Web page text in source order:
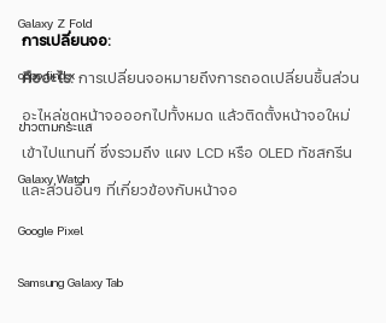
Galaxy Z Fold
oppo find x
ข่าวตามกระแส
Galaxy Watch
Google Pixel
Samsung Galaxy Tab
การเปลี่ยนจอ:
คืออะไร: การเปลี่ยนจอหมายถึงการถอดเปลี่ยนชิ้นส่วน
อะไหล่ชุดหน้าจอออกไปทั้งหมด แล้วติดตั้งหน้าจอใหม่
เข้าไปแทนที่ ซึ่งรวมถึง แผง LCD หรือ OLED ทัชสกรีน
และส่วนอื่นๆ ที่เกี่ยวข้องกับหน้าจอ